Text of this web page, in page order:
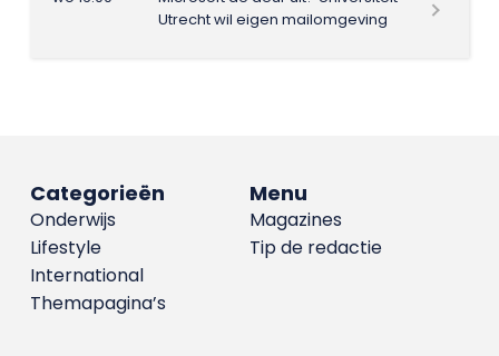
Utrecht wil eigen mailomgeving
Menu
Magazines
Tip de redactie
Categorieën
Onderwijs
Lifestyle
International
Themapagina’s